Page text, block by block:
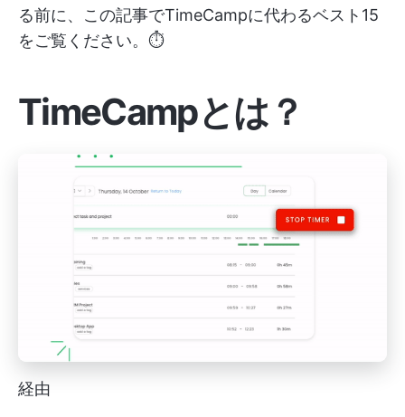
る前に、この記事でTimeCampに代わるベスト15
をご覧ください。⏱
TimeCampとは？
経由